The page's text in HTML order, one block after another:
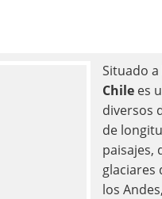
Situado
Chile es
diversos
de
paisajes,
glaciares
los